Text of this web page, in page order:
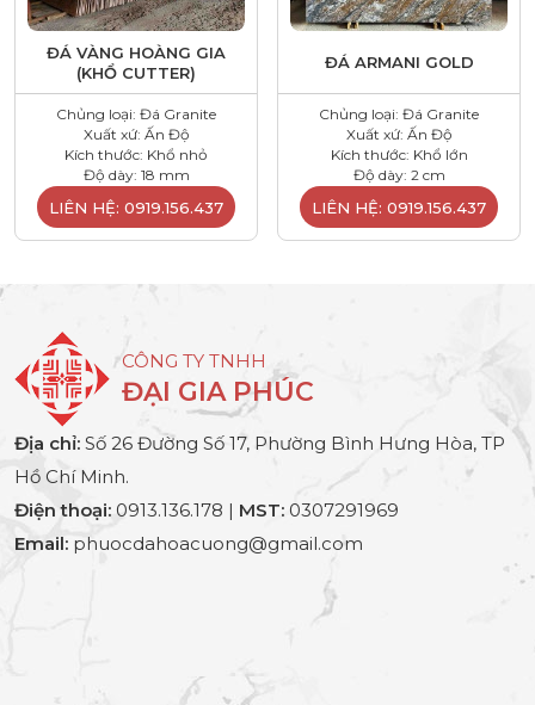
ĐÁ VÀNG HOÀNG GIA
(KHỔ CUTTER)
Chủng loại: Đá Granite
Xuất xứ: Ấn Độ
Kích thước: Khổ nhỏ
Độ dày: 18 mm
LIÊN HỆ: 0919.156.437
ĐÁ ARMANI GOLD
Chủng loại: Đá Granite
Xuất xứ: Ấn Độ
Kích thước: Khổ lớn
Độ dày: 2 cm
LIÊN HỆ: 0919.156.437
CÔNG TY TNHH
ĐẠI GIA PHÚC
Địa chỉ: Số 26 Đường Số 17, Phường Bình Hưng Hòa, TP
Hồ Chí Minh.
Điện thoại: 0913.136.178 | MST: 0307291969
Email: phuocdahoacuong@gmail.com